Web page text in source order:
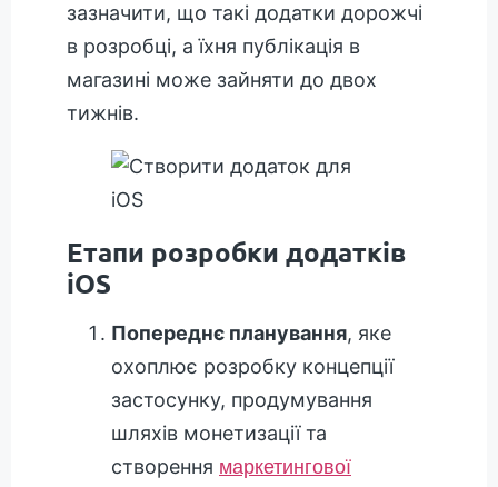
зазначити, що такі додатки дорожчі
в розробці, а їхня публікація в
магазині може зайняти до двох
тижнів.
Етапи розробки додатків
iOS
Попереднє планування, яке
охоплює розробку концепції
застосунку, продумування
шляхів монетизації та
створення маркетингової